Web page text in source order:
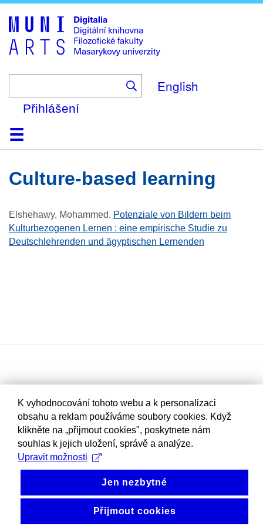
to
main
content
English
Přihlášení
DomůKolekce
Prohlížení
Vyhledávání
O platformě
Nápověda
KontaktDigitalia
culture-based learning
Elshehawy, Mohammed. Potenziale von Bildern beim
Kulturbezogenen Lernen : eine empirische Studie zu
Deutschlehrenden und ägyptischen Lernenden
K vyhodnocování tohoto webu a k personalizaci
obsahu a reklam používáme soubory cookies. Když
klikněte na „přijmout cookies", poskytnete nám
souhlas k jejich uložení, správě a analýze.
Upravit možnosti
Jen nezbytné
Přijmout cookies